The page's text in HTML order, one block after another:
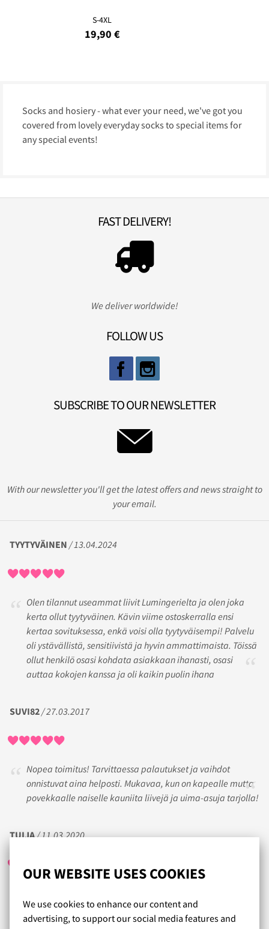
OUR WEBSITE USES COOKIES
We use cookies to enhance our content and
advertising, to support our social media features and
S-4XL
19,90 €
Socks and hosiery - what ever your need, we've got you
covered from lovely everyday socks to special items for
any special events!
FAST DELIVERY!
We deliver worldwide!
FOLLOW US
SUBSCRIBE TO OUR NEWSLETTER
With our newsletter you'll get the latest offers and news straight to
your email.
TYYTYVÄINEN / 13.04.2024
Olen tilannut useammat liivit Lumingerielta ja olen joka
kerta ollut tyytyväinen. Kävin viime ostoskerralla ensi
kertaa sovituksessa, enkä voisi olla tyytyväisempi! Palvelu
oli ystävällistä, sensitiivistä ja hyvin ammattimaista. Töissä
ollut henkilö osasi kohdata asiakkaan ihanasti, osasi
auttaa kokojen kanssa ja oli kaikin puolin ihana
SUVI82/ 27.03.2017
Nopea toimitus! Tarvittaessa palautukset ja vaihdot
onnistuvat aina helposti. Mukavaa, kun on kapealle mutta
povekkaalle naiselle kauniita liivejä ja uima-asuja tarjolla!
TUIJA/ 11.03.2020
toimitus. Laadukkaat tuotteet.
Uimapuvun tilauksessa sain apua liiviasiantuntijalta,